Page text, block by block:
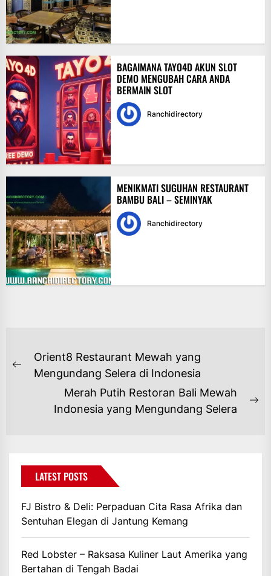
BAGAIMANA TAYO4D AKUN SLOT
DEMO MENGUBAH CARA ANDA
BERMAIN SLOT
Ranchidirectory
MENIKMATI SUGUHAN RESTAURANT
BAMBU BALI – SEMINYAK
Ranchidirectory
NAVIGASI
POS
Previous
Orient8 Restaurant Mewah yang
Mengundang Selera di Indonesia
Merah Putih Restoran Bali Mewah
Indonesia yang Mengundang Selera
LATEST POSTS
FJ Bistro & Deli: Perpaduan Cita Rasa Afrika dan
Sentuhan Elegan di Jantung Kemang
Red Lobster – Raksasa Kuliner Laut Amerika yang
Bertahan di Tengah Badai